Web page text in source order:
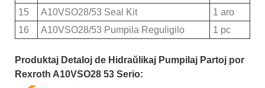
15
A10VSO28/53 Seal Kit
1 aro
16
A10VSO28/53 Pumpila Reguligilo 1 pc
Produktaj Detaloj de Hidraŭlikaj Pumpilaj Partoj por
Rexroth A10VSO28 53 Serio: